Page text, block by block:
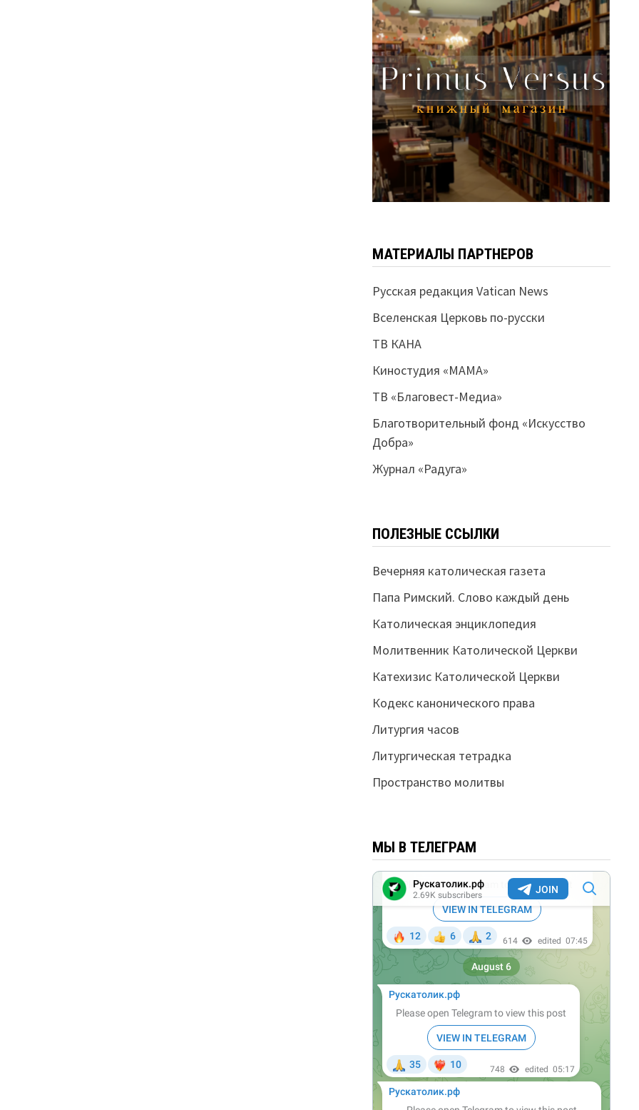
МАТЕРИАЛЫ ПАРТНЕРОВ
Русская редакция Vatican News
Вселенская Церковь по-русски
ТВ КАНА
Киностудия «МАМА»
ТВ «Благовест-Медиа»
Благотворительный фонд «Искусство
Добра»
Журнал «Радуга»
ПОЛЕЗНЫЕ ССЫЛКИ
Вечерняя католическая газета
Папа Римский. Слово каждый день
Католическая энциклопедия
Молитвенник Католической Церкви
Катехизис Католической Церкви
Кодекс канонического права
Литургия часов
Литургическая тетрадка
Пространство молитвы
МЫ В ТЕЛЕГРАМ